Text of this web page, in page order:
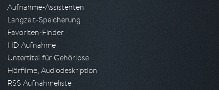
Aufnahme-Assistenten
Langzeit-Speicherung
Favoriten-Finder
HD Aufnahme
Untertitel für Gehörlose
Hörfilme, Audiodeskription
RSS Aufnahmeliste